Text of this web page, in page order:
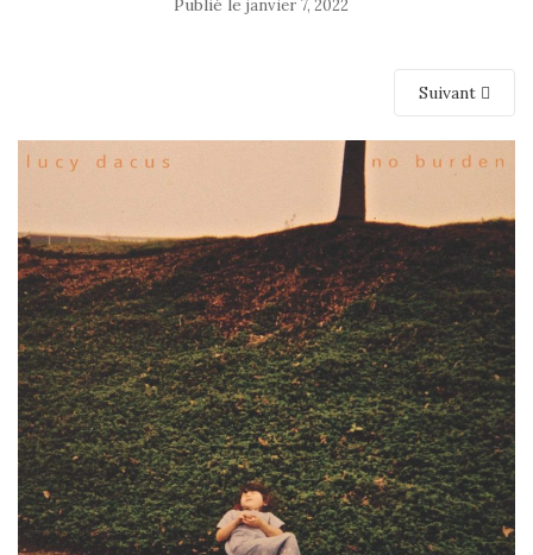
janvier 7, 2022
Suivant